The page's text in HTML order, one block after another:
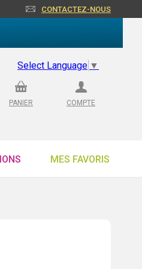
CONTACTEZ-NOUS
Select Language ▼
PANIER COMPTE
MES FAVORIS